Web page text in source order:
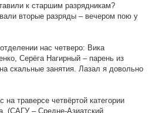
к старшим разрядникам?
вторые разряды – вечером пою у
нас четверо: Вика
Серёга Нагирный – парень из
скальные занятия. Лазал я довольно
траверсе четвёртой категории
(САГУ – Средне-Азиатский